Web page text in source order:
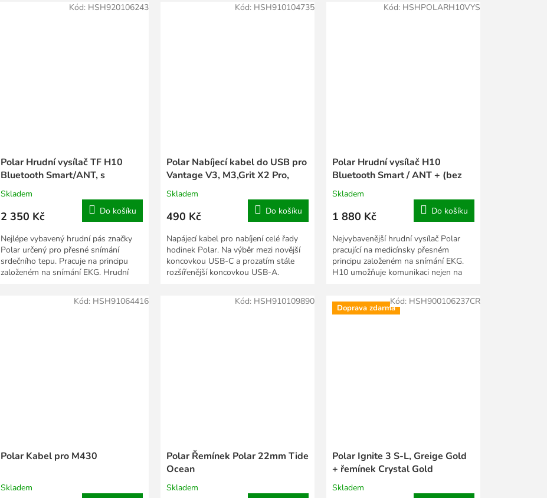
Polar Hrudní vysílač TF H10
Bluetooth Smart/ANT, s
popruhem Red Beat, M-XXL
Skladem
2 350 Kč Do košíku
Nejlépe vybavený hrudní pás značky
Polar určený pro přesné snímání
srdečního tepu. Pracuje na principu
založeném na snímání EKG. Hrudní
Kód: HSH920106243
Polar Nabíjecí kabel do USB pro
Vantage V3, M3,Grit X2 Pro,
Pacer a kompatibilní
Skladem
490 Kč Do košíku
Napájecí kabel pro nabíjení celé řady
hodinek Polar. Na výběr mezi novější
koncovkou USB-C a prozatím stále
rozšířenější koncovkou USB-A.
Kód: HSH910104735
Polar Hrudní vysílač H10
Bluetooth Smart / ANT + (bez
popruhu)
Skladem
1 880 Kč Do košíku
Nejvybavenější hrudní vysílač Polar
pracující na medicínsky přesném
principu založeném na snímání EKG.
H10 umožňuje komunikaci nejen na
Kód: HSHPOLARH10VYS
Polar Kabel pro M430
Skladem
Kód: HSH91064416
Polar Řemínek Polar 22mm Tide
Ocean
Skladem
Kód: HSH910109890
Doprava zdarma
Polar Ignite 3 S-L, Greige Gold
+ řemínek Crystal Gold
Skladem
Kód: HSH900106237CR